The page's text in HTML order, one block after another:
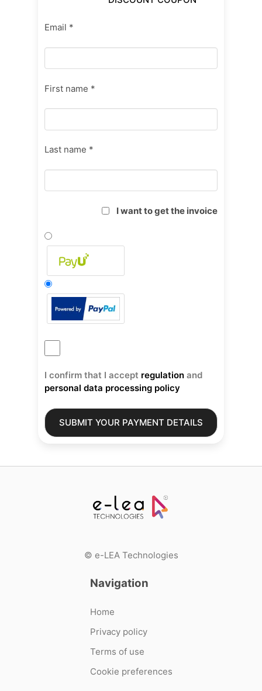
Email *
First name *
Last name *
I want to get the invoice
I confirm that I accept regulation and
personal data processing policy
© e-LEA Technologies
Navigation
Home
Privacy policy
Terms of use
Cookie preferences